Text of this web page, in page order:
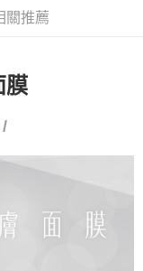
用戶狀況，依本公司即
並採取法律行動。
關推薦
膜